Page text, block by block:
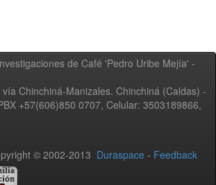
de Café 'Pedro Uribe Mejía' -
Chinchiná-Manizales. Chinchiná (Caldas) -
+57(606)850 0707, Celular: 3503189866,
© 2002-2013 Duraspace - Feedback